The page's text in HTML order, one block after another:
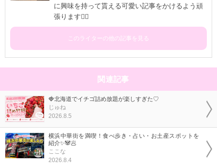
に興味を持って貰える可愛い記事をかけるよう頑
張ります❤️‍🔥
このライターの他の記事を見る
関連記事
🍓北海道でイチゴ詰め放題が楽しすぎた♡
じゅね
2026.8.5
横浜中華街を満喫！食べ歩き・占い・お土産スポットを
紹介✨🐼🥟
ここな
2026.8.4